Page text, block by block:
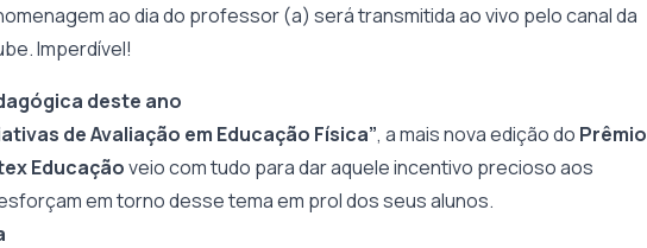
ao dia do professor (a) será transmitida ao vivo pelo canal da
Imperdível!
deste ano
de Avaliação em Educação Física”, a mais nova edição do Prêmio
Educaçãoveio com tudo para dar aquele incentivo precioso aos
em torno desse tema em prol dos seus alunos.